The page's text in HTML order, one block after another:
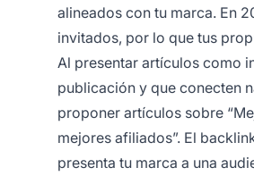
alineados con tu marca. En
invitados, por lo que tus
Al presentar artículos como
publicación y que conecten
proponer artículos sobre
mejores afiliados”. El
presenta tu marca a una